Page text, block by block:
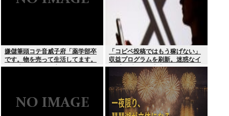
嫌儲筆頭コテ音威子府「薬学部卒
です。物を売って生活してます。
何を売ってるかは言えません」
「コピペ投稿ではもう稼げない」
収益プログラムを刷新。迷惑なイ
ンプレゾンビは本当にいなくなる
のか？